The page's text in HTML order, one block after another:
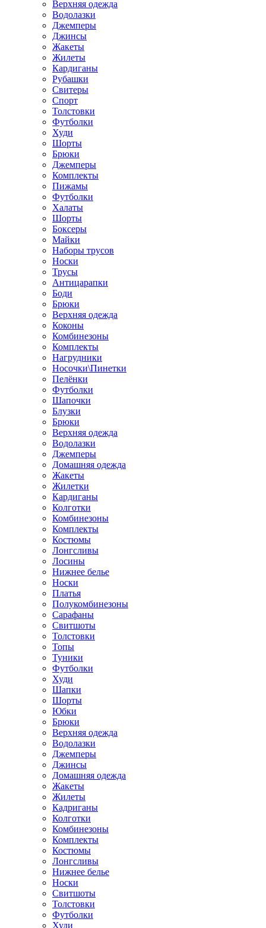
Верхняя одежда
Водолазки
Джемперы
Джинсы
Жакеты
Жилеты
Кардиганы
Рубашки
Свитеры
Спорт
Толстовки
Футболки
Худи
Шорты
Брюки
Джемперы
Комплекты
Пижамы
Футболки
Халаты
Шорты
Боксеры
Майки
Наборы трусов
Носки
Трусы
Антицарапки
Боди
Брюки
Верхняя одежда
Коконы
Комбинезоны
Комплекты
Нагрудники
Носочки\Пинетки
Пелёнки
Футболки
Шапочки
Блузки
Брюки
Верхняя одежда
Водолазки
Джемперы
Домашняя одежда
Жакеты
Жилетки
Кардиганы
Колготки
Комбинезоны
Комплекты
Костюмы
Лонгсливы
Лосины
Нижнее белье
Носки
Платья
Полукомбинезоны
Сарафаны
Свитшоты
Толстовки
Топы
Туники
Футболки
Худи
Шапки
Шорты
Юбки
Брюки
Верхняя одежда
Водолазки
Джемперы
Джинсы
Домашняя одежда
Жакеты
Жилеты
Кадриганы
Колготки
Комбинезоны
Комплекты
Костюмы
Лонгсливы
Нижнее белье
Носки
Свитшоты
Толстовки
Футболки
Худи